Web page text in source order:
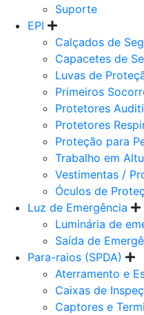
Suporte
EPI
Calçados de
Capacetes de
Luvas de
Primeiros
Protetores
Protetores
Proteção para
Trabalho em
Vestimentas /
Óculos de
Luz de Emergência
Luminária de
Saída de
Para-raios (SPDA)
Aterramento e
Caixas de
Captores e